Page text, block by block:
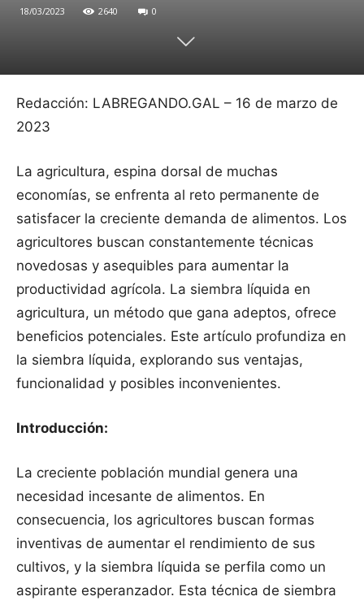
18/03/2023 2640 0
Redacción: LABREGANDO.GAL – 16 de marzo de
2023
La agricultura, espina dorsal de muchas
economías, se enfrenta al reto permanente de
satisfacer la creciente demanda de alimentos. Los
agricultores buscan constantemente técnicas
novedosas y asequibles para aumentar la
productividad agrícola. La siembra líquida en
agricultura, un método que gana adeptos, ofrece
beneficios potenciales. Este artículo profundiza en
la siembra líquida, explorando sus ventajas,
funcionalidad y posibles inconvenientes.
Introducción:
La creciente población mundial genera una
necesidad incesante de alimentos. En
consecuencia, los agricultores buscan formas
inventivas de aumentar el rendimiento de sus
cultivos, y la siembra líquida se perfila como un
aspirante esperanzador. Esta técnica de siembra